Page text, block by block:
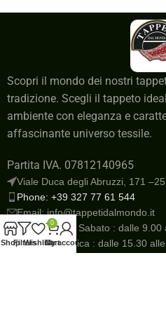
Scopri il mondo dei nostri
tradizione. Scegli il tappeto
ambiente con eleganza e
affascinante universo tessile.
Partita IVA. 07812140965
Viale Duca degli Abruzzi, 171
Phone: +39 327 77 61 544
Email: info@tappetidalmondo.it
Dal Lunedì al Sabato : dalle 9.00
19.30 Domenica : dalle 15.30
ShopFiltersWishlist
0
Cart
My account